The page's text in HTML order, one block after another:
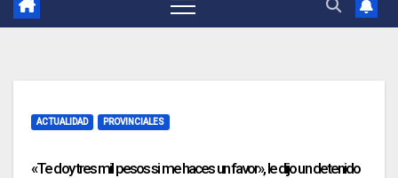
ACTUALIDAD PROVINCIALES
«Te doy tres mil pesos si me haces un favor», le dijo un detenido